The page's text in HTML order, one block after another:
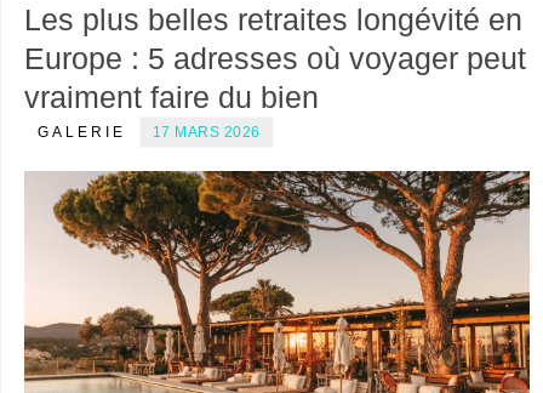
Les plus belles retraites longévité en
Europe : 5 adresses où voyager peut
vraiment faire du bien
GALERIE 17 MARS 2026